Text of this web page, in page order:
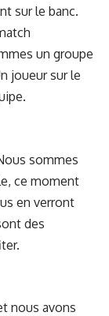
sur le banc.
un groupe
joueur sur le
sommes
ce moment
en verront
des
nous avons